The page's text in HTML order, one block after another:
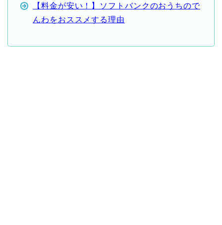
【料金が安い！】ソフトバンクのおうちので
んわをおススメする理由